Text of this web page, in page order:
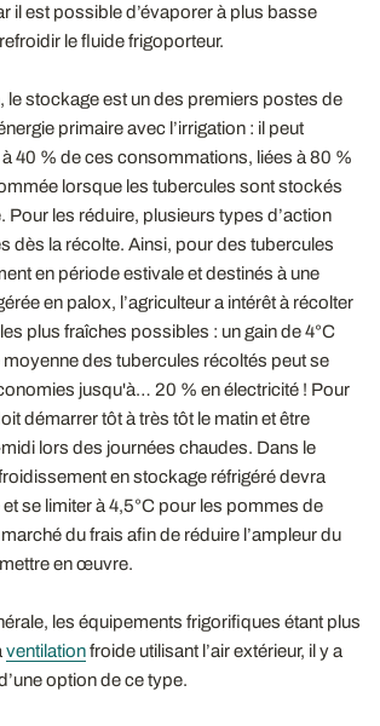
il est possible d’évaporer à plus basse
le fluide frigoporteur.
le stockage est un des premiers postes de
primaire avec l’irrigation : il peut
40 % de ces consommations, liées à 80 %
lorsque les tubercules sont stockés
Pour les réduire, plusieurs types d’action
dès la récolte. Ainsi, pour des tubercules
en période estivale et destinés à une
en palox, l’agriculteur a intérêt à récolter
plus fraîches possibles : un gain de 4°C
des tubercules récoltés peut se
jusqu'à… 20 % en électricité ! Pour
démarrer tôt à très tôt le matin et être
lors des journées chaudes. Dans le
en stockage réfrigéré devra
se limiter à 4,5°C pour les pommes de
du frais afin de réduire l’ampleur du
en œuvre.
les équipements frigorifiques étant plus
ventilationfroide utilisant l’air extérieur, il y a
option de ce type.